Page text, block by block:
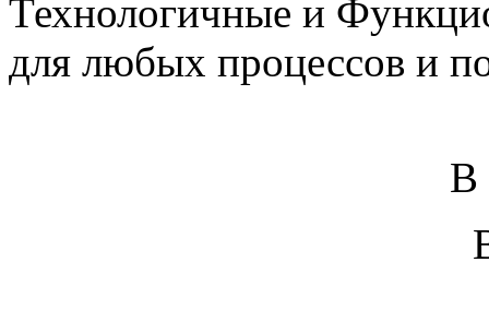
Технологичные и
для любых процессов и
В